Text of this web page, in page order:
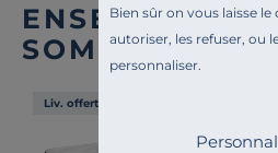
Bien sûr on vous laisse le
autoriser, les refuser, ou
personnaliser.
ENSEMBLES
SOMMIER
Liv. offerte